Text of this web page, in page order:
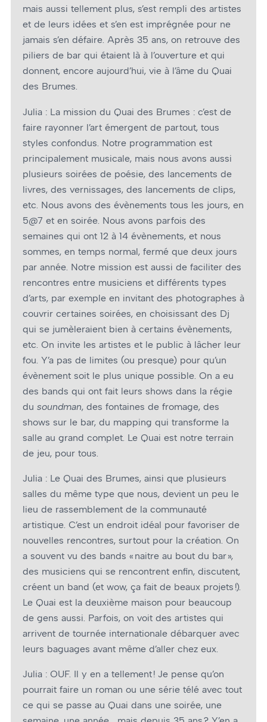
mais aussi tellement plus, s’est rempli des artistes
et de leurs idées et s’en est imprégnée pour ne
jamais s’en défaire. Après 35 ans, on retrouve des
piliers de bar qui étaient là à l’ouverture et qui
donnent, encore aujourd’hui, vie à l’âme du Quai
des Brumes.
Julia : La mission du Quai des Brumes : c’est de
faire rayonner l’art émergent de partout, tous
styles confondus. Notre programmation est
principalement musicale, mais nous avons aussi
plusieurs soirées de poésie, des lancements de
livres, des vernissages, des lancements de clips,
etc. Nous avons des évènements tous les jours, en
5@7 et en soirée. Nous avons parfois des
semaines qui ont 12 à 14 évènements, et nous
sommes, en temps normal, fermé que deux jours
par année. Notre mission est aussi de faciliter des
rencontres entre musiciens et différents types
d’arts, par exemple en invitant des photographes à
couvrir certaines soirées, en choisissant des Dj
qui se jumèleraient bien à certains évènements,
etc. On invite les artistes et le public à lâcher leur
fou. Y’a pas de limites (ou presque) pour qu’un
évènement soit le plus unique possible. On a eu
des bands qui ont fait leurs shows dans la régie
du soundman, des fontaines de fromage, des
shows sur le bar, du mapping qui transforme la
salle au grand complet. Le Quai est notre terrain
de jeu, pour tous.
Julia : Le Quai des Brumes, ainsi que plusieurs
salles du même type que nous, devient un peu le
lieu de rassemblement de la communauté
artistique. C’est un endroit idéal pour favoriser de
nouvelles rencontres, surtout pour la création. On
a souvent vu des bands « naitre au bout du bar »,
des musiciens qui se rencontrent enfin, discutent,
créent un band (et wow, ça fait de beaux projets !).
Le Quai est la deuxième maison pour beaucoup
de gens aussi. Parfois, on voit des artistes qui
arrivent de tournée internationale débarquer avec
leurs baguages avant même d’aller chez eux.
Julia : OUF. Il y en a tellement ! Je pense qu’on
pourrait faire un roman ou une série télé avec tout
ce qui se passe au Quai dans une soirée, une